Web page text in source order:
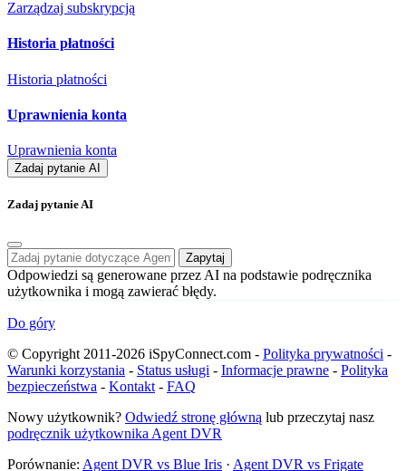
Zarządzaj subskrypcją
Historia płatności
Historia płatności
Uprawnienia konta
Uprawnienia konta
Zadaj pytanie AI
Zadaj pytanie AI
Zapytaj
Odpowiedzi są generowane przez AI na podstawie podręcznika
użytkownika i mogą zawierać błędy.
Do góry
© Copyright 2011-2026 iSpyConnect.com - Polityka prywatności -
Warunki korzystania - Status usługi - Informacje prawne - Polityka
bezpieczeństwa - Kontakt- FAQ
Nowy użytkownik? Odwiedź stronę główną lub przeczytaj nasz
podręcznik użytkownika Agent DVR
Porównanie: Agent DVR vs Blue Iris · Agent DVR vs Frigate